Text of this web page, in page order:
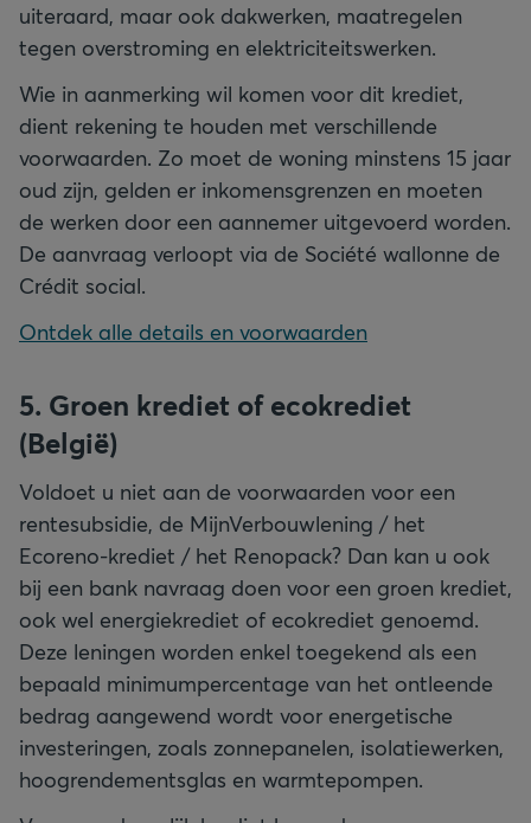
uiteraard, maar ook dakwerken, maatregelen
tegen overstroming en elektriciteitswerken.
Wie in aanmerking wil komen voor dit krediet,
dient rekening te houden met verschillende
voorwaarden. Zo moet de woning minstens 15 jaar
oud zijn, gelden er inkomensgrenzen en moeten
de werken door een aannemer uitgevoerd worden.
De aanvraag verloopt via de Société wallonne de
Crédit social.
Ontdek alle details en voorwaarden
5. Groen krediet of ecokrediet
(België)
Voldoet u niet aan de voorwaarden voor een
rentesubsidie, de MijnVerbouwlening / het
Ecoreno-krediet / het Renopack? Dan kan u ook
bij een bank navraag doen voor een groen krediet,
ook wel energiekrediet of ecokrediet genoemd.
Deze leningen worden enkel toegekend als een
bepaald minimumpercentage van het ontleende
bedrag aangewend wordt voor energetische
investeringen, zoals zonnepanelen, isolatiewerken,
hoogrendementsglas en warmtepompen.